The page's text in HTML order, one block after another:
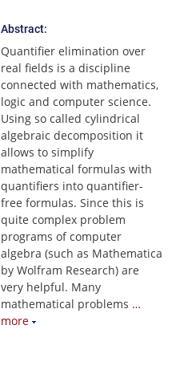
Abstract:
Quantifier elimination over
real fields is a discipline
connected with mathematics,
logic and computer science.
Using so called cylindrical
algebraic decomposition it
allows to simplify
mathematical formulas with
quantifiers into quantifier-
free formulas. Since this is
quite complex problem
programs of computer
algebra (such as Mathematica
by Wolfram Research) are
very helpful. Many
mathematical problems …
more